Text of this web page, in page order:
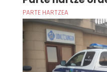
PARTE HARTZEA